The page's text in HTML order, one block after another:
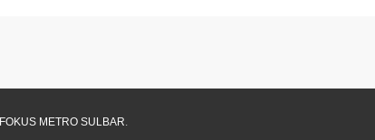
FOKUS METRO SULBAR.